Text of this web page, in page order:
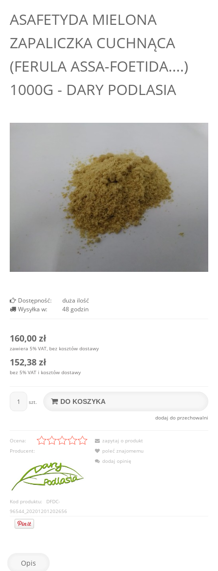
ASAFETYDA MIELONA
ZAPALICZKA CUCHNĄCA
(FERULA ASSA-FOETIDA....)
1000G - DARY PODLASIA
Dostępność:
duża ilość
Wysyłka w:
48 godzin
160,00 zł
zawiera 5% VAT, bez kosztów dostawy
152,38 zł
bez 5% VAT i kosztów dostawy
szt. DO KOSZYKA
dodaj do przechowalni
Ocena:
Producent:
Kod produktu:
DFDC-
96544_20201201202656
zapytaj o produkt
poleć znajomemu
dodaj opinię
Opis